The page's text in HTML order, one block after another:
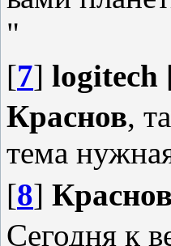
"
[7] logitech
Краснов,
тема
[8] Краснов
Сегодня к